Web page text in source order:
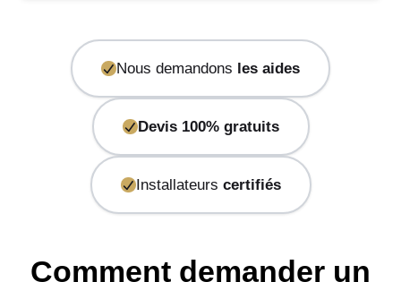
Nous demandons les aides
Devis 100% gratuits
Installateurs certifiés
Comment demander un